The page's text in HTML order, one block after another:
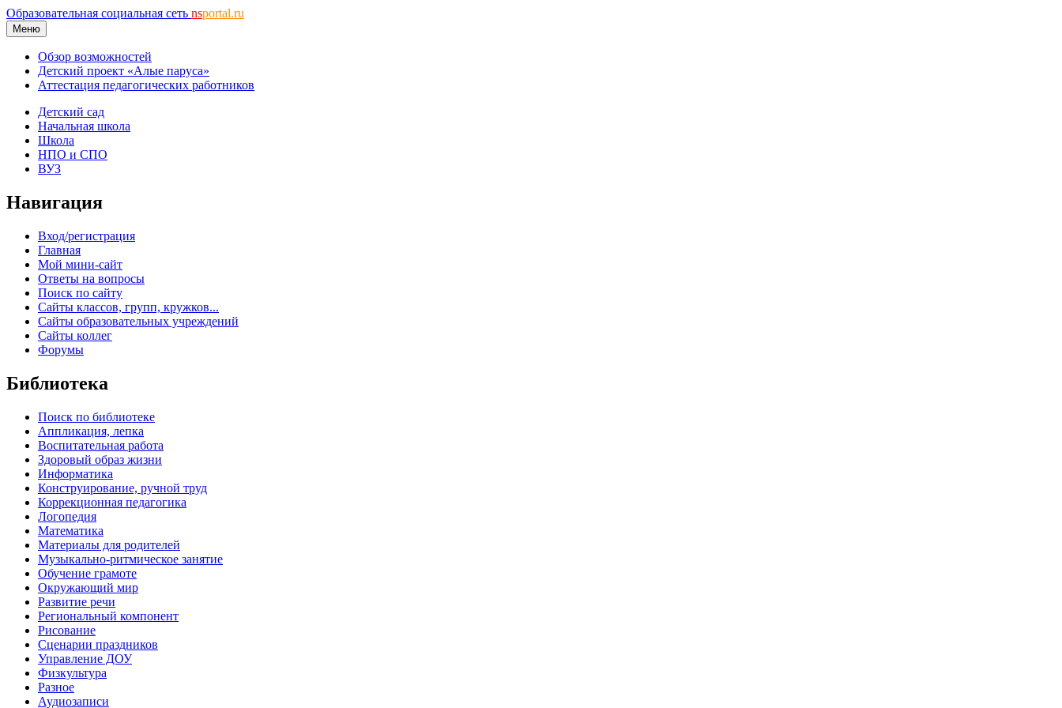
Образовательная социальная сеть nsportal.ru
Меню
Обзор возможностей
Детский проект «Алые паруса»
Аттестация педагогических работников
Детский сад
Начальная школа
Школа
НПО и СПО
ВУЗ
Навигация
Вход/регистрация
Главная
Мой мини-сайт
Ответы на вопросы
Поиск по сайту
Сайты классов, групп, кружков...
Сайты образовательных учреждений
Сайты коллег
Форумы
Библиотека
Поиск по библиотеке
Аппликация, лепка
Воспитательная работа
Здоровый образ жизни
Информатика
Конструирование, ручной труд
Коррекционная педагогика
Логопедия
Математика
Материалы для родителей
Музыкально-ритмическое занятие
Обучение грамоте
Окружающий мир
Развитие речи
Региональный компонент
Рисование
Сценарии праздников
Управление ДОУ
Физкультура
Разное
Аудиозаписи